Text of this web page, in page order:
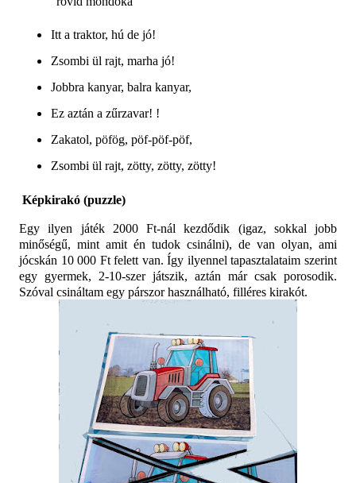
Itt a traktor, hú de jó!
Zsombi ül rajt, marha jó!
Jobbra kanyar, balra kanyar,
Ez aztán a zűrzavar! !
Zakatol, pöfög, pöf-pöf-pöf,
Zsombi ül rajt, zötty, zötty, zötty!
Képkirakó (puzzle)
Egy ilyen játék 2000 Ft-nál kezdődik (igaz, sokkal jobb
minőségű, mint amit én tudok csinálni), de van olyan, ami
jócskán 10 000 Ft felett van. Így ilyennel tapasztalataim szerint
egy gyermek, 2-10-szer játszik, aztán már csak porosodik.
Szóval csináltam egy párszor használható, filléres kirakót.